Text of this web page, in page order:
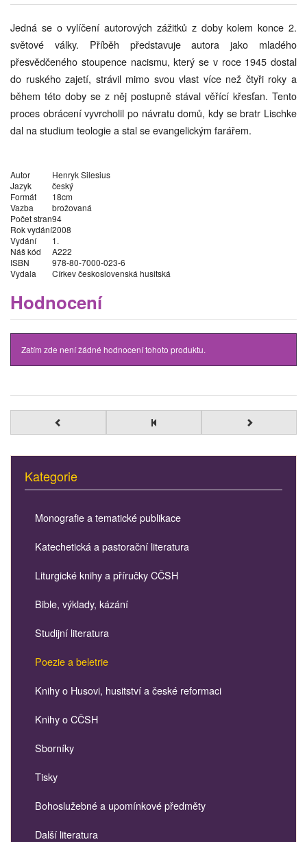
Jedná se o vylíčení autorových zážitků z doby kolem konce 2.
světové války. Příběh představuje autora jako mladého
přesvědčeného stoupence nacismu, který se v roce 1945 dostal
do ruského zajetí, strávil mimo svou vlast více než čtyři roky a
během této doby se z něj postupně stával věřící křesťan. Tento
proces obrácení vyvrcholil po návratu domů, kdy se bratr Lischke
dal na studium teologie a stal se evangelickým farářem.
Autor
Henryk Silesius
Jazyk
český
Formát
18cm
Vazba
brožovaná
Počet stran94
Rok vydání2008
Vydání
1.
Náš kód
A222
ISBN
978-80-7000-023-6
Vydala
Církev československá husitská
Hodnocení
Zatím zde není žádné hodnocení tohoto produktu.
Kategorie
Monografie a tematické publikace
Katechetická a pastorační literatura
Liturgické knihy a příručky CČSH
Bible, výklady, kázání
Studijní literatura
Poezie a beletrie
Knihy o Husovi, husitství a české reformaci
Knihy o CČSH
Sborníky
Tisky
Bohoslužebné a upomínkové předměty
Další literatura